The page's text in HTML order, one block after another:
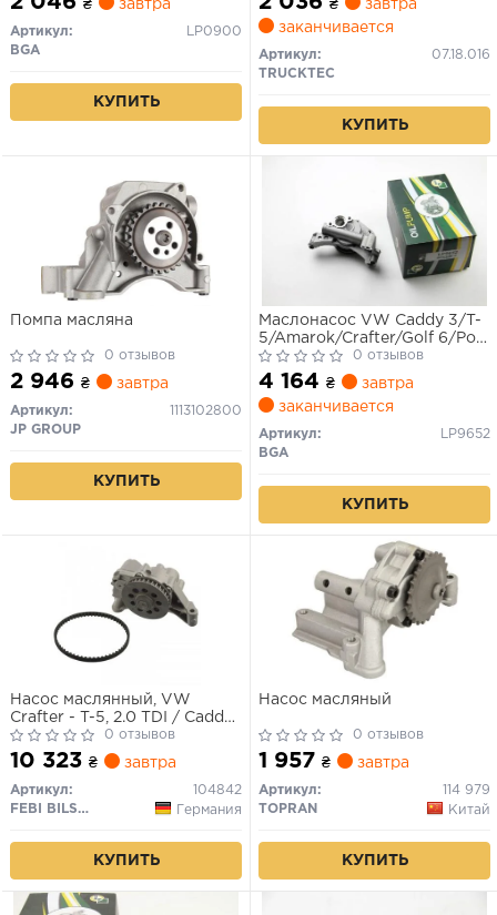
OCTAVIA 98-
₴ завтра
Артикул:
LP0900
BGA
КУПИТЬ
₴
завтра
заканчивается
Артикул:
07.18.016
TRUCKTEC
КУПИТЬ
Помпа масляна
0 отзывов
2 946 ₴ завтра
Артикул:
1113102800
JP GROUP
КУПИТЬ
Маслонасос VW Caddy 3/T-
5/Amarok/Crafter/Golf 6/Polo
1.6/2.0TDi (09>) SK Octavia
A5/Fabia (09>)
0 отзывов
4 164 ₴
завтра
заканчивается
Артикул:
LP9652
BGA
КУПИТЬ
Насос маслянный, VW
Crafter - T-5, 2.0 TDI / Caddy,
1.6 - 2.0 TDI, 2010>, (+ремень)
0 отзывов
10 323 ₴ завтра
Артикул:
104842
FEBI BILSTEIN
Германия
КУПИТЬ
Насос масляный
0 отзывов
1 957 ₴ завтра
Артикул:
114 979
TOPRAN
Китай
КУПИТЬ